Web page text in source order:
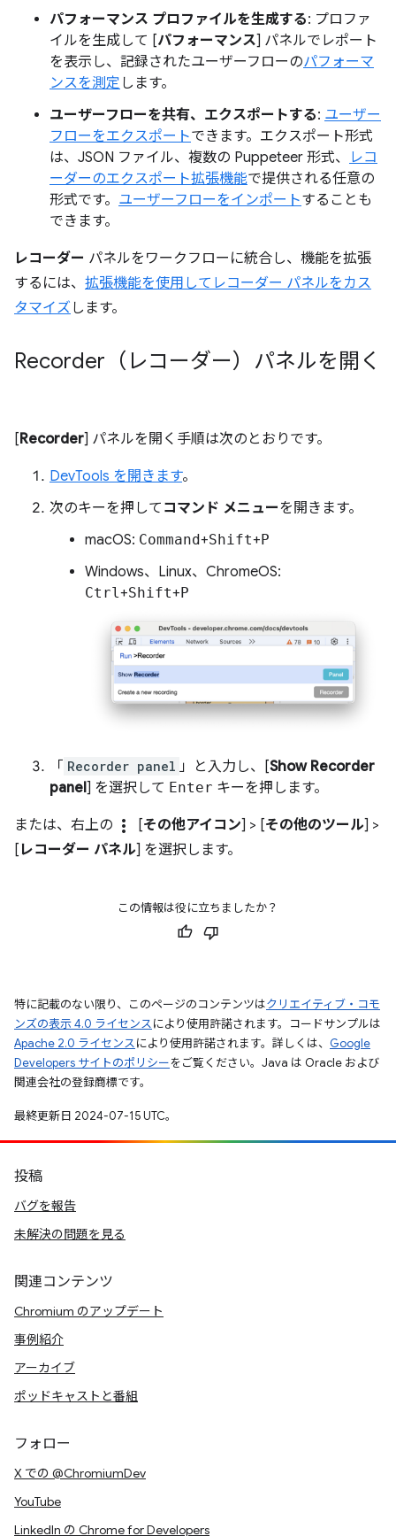
パフォーマンス プロファイルを生成する: プロファ
イルを生成して [パフォーマンス] パネルでレポート
を表示し、記録されたユーザーフローのパフォーマ
ンスを測定 します。
ユーザーフローを共有、エクスポートする: ユーザー
フローをエクスポートできます。エクスポート形式
は、JSON ファイル、複数の Puppeteer 形式、
レコ
ーダーのエクスポート拡張機能で提供される任意の
形式です。 ユーザーフローをインポートすることも
できます。
レコーダー パネルをワークフローに統合し、機能を拡張
するには、 拡張機能を使用してレコーダー パネルをカス
タマイズ します。
Recorder（レコーダー）パネルを開く
[Recorder] パネルを開く手順は次のとおりです。
DevTools を開きます。
次のキーを押して コマンド メニューを開きます。
macOS: Command+Shift+P
Windows、Linux、ChromeOS:
Ctrl+Shift+P
「 Recorder panel 」と入力し、[Show Recorder
panel] を選択して Enter キーを押します。
または、右上の more_vert [その他アイコン] > [その他のツール] >
[ レコーダー パネル] を選択します。
この情報は役に立ちましたか？
特に記載のない限り、このページのコンテンツはクリエイティブ・コモ
ンズの表示 4.0 ライセンスにより使用許諾されます。コードサンプルは
Apache 2.0 ライセンスにより使用許諾されます。詳しくは、 Google
Developers サイトのポリシーをご覧ください。Java は Oracle および
関連会社の登録商標です。
最終更新日 2024-07-15 UTC。
投稿
バグを報告
未解決の問題を見る
関連コンテンツ
Chromium のアップデート
事例紹介
アーカイブ
ポッドキャストと番組
フォロー
X での @ChromiumDev
YouTube
LinkedIn の Chrome for Developers